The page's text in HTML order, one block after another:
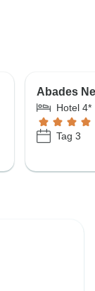
Abades
Hotel 4*
Tag 3